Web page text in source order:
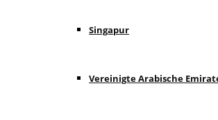
Singapur
Vereinigte Arabische